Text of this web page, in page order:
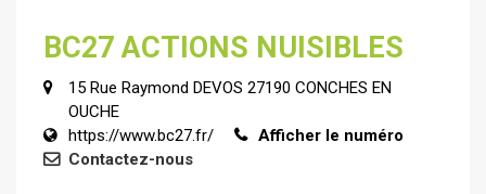
BC27 ACTIONS NUISIBLES
15 Rue Raymond DEVOS 27190 CONCHES EN
OUCHE
https://www.bc27.fr/
Afficher le numéro
Contactez-nous